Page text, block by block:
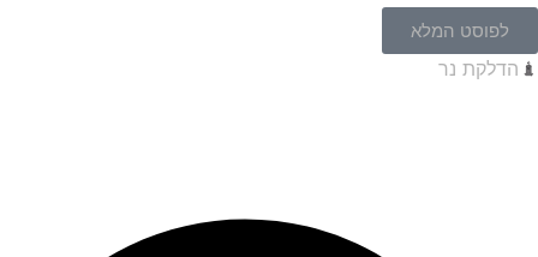
לפוסט המלא
הדלקת נר